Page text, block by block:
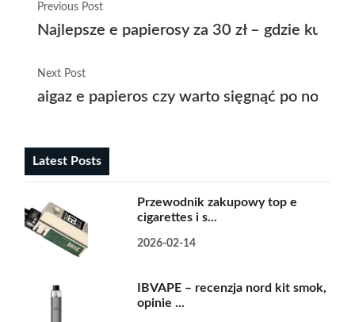
Previous Post
Najlepsze e papierosy za 30 zł – gdzie kupić
Next Post
aigaz e papieros czy warto sięgnąć po
Latest Posts
Przewodnik zakupowy top e
cigarettes i s...
2026-02-14
IBVAPE – recenzja nord kit smok,
opinie ...